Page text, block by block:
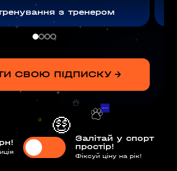
з тренером
СВОЮ ПІДПИСКУ →
🤑
Залітай у спорт
простір!
Фіксуй ціну на рік!